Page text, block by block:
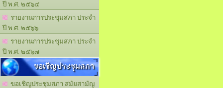
ปี พ.ศ. ๒๕๖๔
รายงานการประชุมสภา ประจำ
ปี พ.ศ. ๒๕๖๖
รายงานการประชุมสภา ประจำ
ปี พ.ศ. ๒๕๖๗
ขอเชิญประชุมสภา
ขอเชิญประชุมสภา สมัยสามัญ